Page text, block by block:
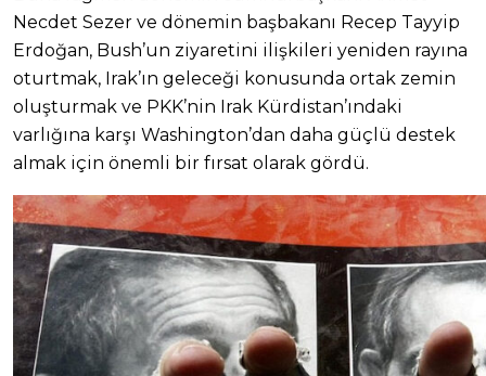
Necdet Sezer ve dönemin başbakanı Recep Tayyip
Erdoğan, Bush’un ziyaretini ilişkileri yeniden rayına
oturtmak, Irak’ın geleceği konusunda ortak zemin
oluşturmak ve PKK’nin Irak Kürdistan’ındaki
varlığına karşı Washington’dan daha güçlü destek
almak için önemli bir fırsat olarak gördü.